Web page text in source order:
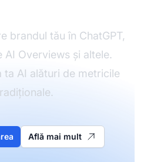
brandul tău în ChatGPT,
AI Overviews și altele.
ta AI alături de metricile
Află mai mult